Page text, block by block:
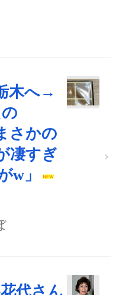
木へ→
かの
凄すぎ
w」
代さん